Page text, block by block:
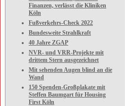
Finanzen, verlässt die Kliniken
Köln
Fußverkehrs-Check 2022
Bundesweite Strahlkraft
40 Jahre ZGAP
NVR- und VRR-Projekte mit
drittem Stern ausgezeichnet
Mit sehenden Augen blind an die
Wand
150 Spenden-Großplakate mit
Steffen Baumgart für Housing
First Köln